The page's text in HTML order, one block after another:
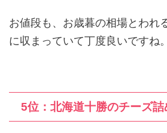
お値段も、お歳暮の相場とわれ
に収まっていて丁度良いですね。
5位：北海道十勝のチーズ詰